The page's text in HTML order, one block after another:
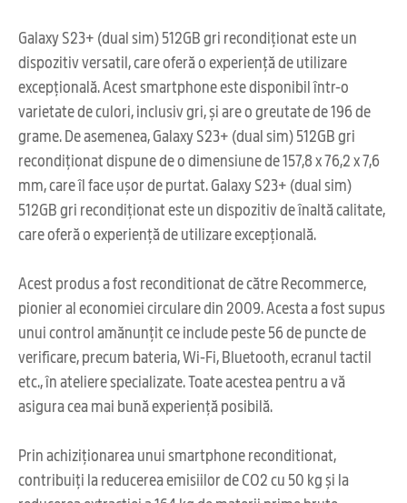
Galaxy S23+ (dual sim) 512GB gri recondiționat este un
dispozitiv versatil, care oferă o experiență de utilizare
excepțională. Acest smartphone este disponibil într-o
varietate de culori, inclusiv gri, și are o greutate de 196 de
grame. De asemenea, Galaxy S23+ (dual sim) 512GB gri
recondiționat dispune de o dimensiune de 157,8 x 76,2 x 7,6
mm, care îl face ușor de purtat. Galaxy S23+ (dual sim)
512GB gri recondiționat este un dispozitiv de înaltă calitate,
care oferă o experiență de utilizare excepțională.
Acest produs a fost reconditionat de către Recommerce,
pionier al economiei circulare din 2009. Acesta a fost supus
unui control amănunțit ce include peste 56 de puncte de
verificare, precum bateria, Wi-Fi, Bluetooth, ecranul tactil
etc., în ateliere specializate. Toate acestea pentru a vă
asigura cea mai bună experiență posibilă.
Prin achiziționarea unui smartphone reconditionat,
contribuiți la reducerea emisiilor de CO2 cu 50 kg și la